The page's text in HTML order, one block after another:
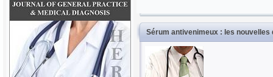
Sérum antivenimeux : les nouvelles